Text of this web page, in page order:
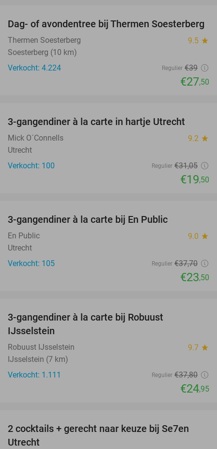
29%
Dag- of avondentree bij Thermen Soesterberg
Thermen Soesterberg 9.5 star
Soesterberg (10 km)
Verkocht: 4.224
Regulier €39
€27,50
3-gangendiner à la carte in hartje Utrecht
Mick O´Connells 9.2 star
Utrecht
Verkocht: 100
Regulier €31,05
€19,50
3-gangendiner à la carte bij En Public
En Public 9.0 star
Utrecht
Verkocht: 105
Regulier €37,70
€23,50
3-gangendiner à la carte bij Robuust
IJsselstein
Robuust IJsselstein 9.7 star
IJsselstein (7 km)
Verkocht: 1.111
Regulier €37,80
€24,95
41%
2 cocktails + gerecht naar keuze bij Se7en
Utrecht